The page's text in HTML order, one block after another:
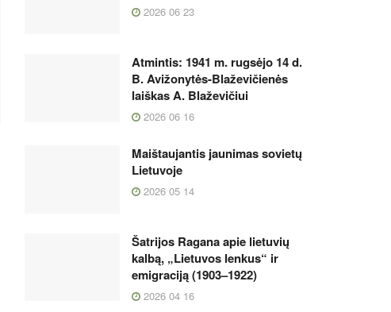
2026 06 23
Atmintis: 1941 m. rugsėjo 14 d.
B. Avižonytės-Blaževičienės
laiškas A. Blaževičiui
2026 06 16
Maištaujantis jaunimas sovietų
Lietuvoje
2026 05 14
Šatrijos Ragana apie lietuvių
kalbą, „Lietuvos lenkus“ ir
emigraciją (1903–1922)
2026 04 16